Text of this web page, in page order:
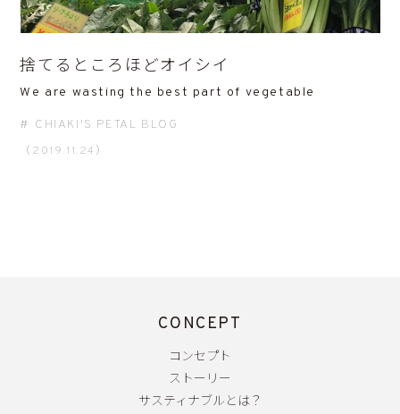
捨てるところほどオイシイ
We are wasting the best part of vegetable
CHIAKI'S PETAL BLOG
（2019.11.24）
CONCEPT
コンセプト
ストーリー
サスティナブルとは？